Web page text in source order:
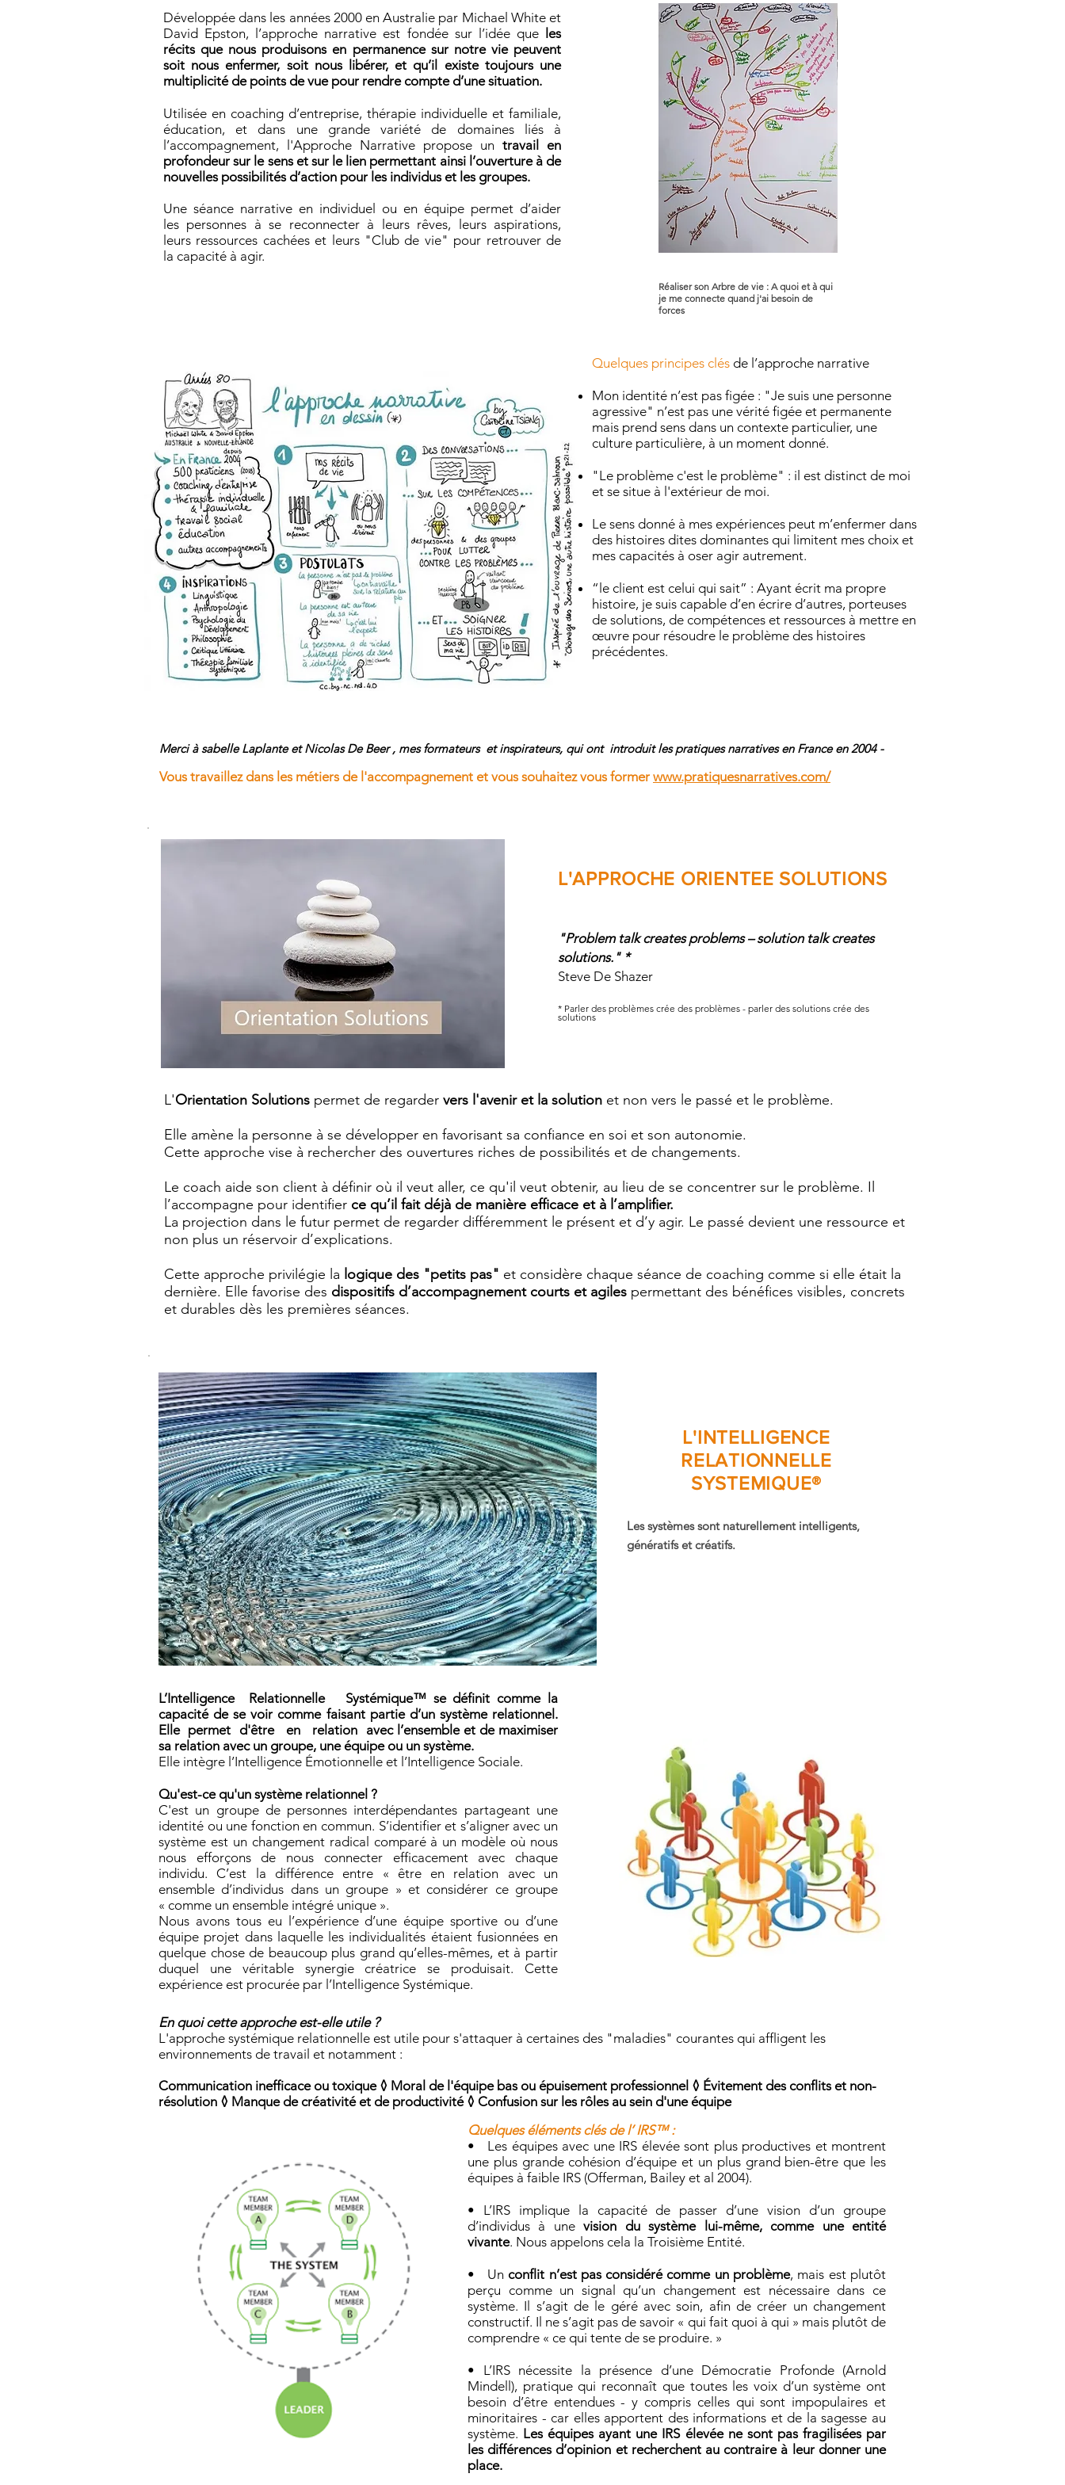
Développée dans les années 2000 en Australie par Michael White et
David Epston, l’approche narrative est fondée sur l’idée que
les
récits que nous produisons en permanence sur notre vie peuvent
soit nous enfermer, soit nous libérer, et qu’il existe toujours une
multiplicité de points de vue pour rendre compte d’une situation.
Utilisée en coaching d’entreprise, thérapie individuelle et familiale,
éducation, et dans une grande variété de domaines liés à
l’accompagnement, l'Approche Narrative propose un travail en
profondeur sur le sens et sur le lien permettant ainsi l’ouverture à de
nouvelles possibilités d’action pour les individus et les groupes.
Une séance narrative en individuel ou en équipe permet d’aider
les personnes à se reconnecter à leurs rêves, leurs aspirations,
leurs ressources cachées et leurs "Club de vie" pour retrouver de
la capacité à agir.
Réaliser son Arbre de vie : A quoi et à qui
je me connecte quand j'ai besoin de
forces
Quelques principes clés de l’approche narrative
Mon identité n’est pas figée : "Je suis une personne
agressive" n’est pas une vérité figée et permanente
mais prend sens dans un contexte particulier, une
culture particulière, à un moment donné.
"Le problème c'est le problème" : il est distinct de moi
et se situe à l'extérieur de moi.
Le sens donné à mes expériences peut m’enfermer dans
des histoires dites dominantes qui limitent mes choix et
mes capacités à oser agir autrement.
“le client est celui qui sait” : Ayant écrit ma propre
histoire, je suis capable d’en écrire d’autres, porteuses
de solutions, de compétences et ressources à mettre en
œuvre pour résoudre le problème des histoires
précédentes.
Merci à sabelle Laplante et Nicolas De Beer , mes formateurs et inspirateurs, qui ont introduit les pratiques narratives en France en 2004 -
Vous travaillez dans les métiers de l'accompagnement et vous souhaitez vous former www.pratiquesnarratives.com/
L'APPROCHE ORIENTEE SOLUTIONS
"Problem talk creates problems – solution talk creates
solutions." *
Steve De Shazer
* Parler des problèmes crée des problèmes - parler des solutions crée des
solutions
L'Orientation Solutions permet de regarder vers l'avenir et la solution et non vers le passé et le problème.
Elle amène la personne à se développer en favorisant sa confiance en soi et son autonomie.
Cette approche vise à rechercher des ouvertures riches de possibilités et de changements.
Le coach aide son client à définir où il veut aller, ce qu'il veut obtenir, au lieu de se concentrer sur le problème. Il
l’accompagne pour identifier ce qu’il fait déjà de manière efficace et à l’amplifier.
La projection dans le futur permet de regarder différemment le présent et d’y agir. Le passé devient une ressource et
non plus un réservoir d’explications.
Cette approche privilégie la logique des "petits pas" et considère chaque séance de coaching comme si elle était la
dernière. Elle favorise des dispositifs d’accompagnement courts et agiles permettant des bénéfices visibles, concrets
et durables dès les premières séances.
L'INTELLIGENCE
RELATIONNELLE
SYSTEMIQUE®
Les systèmes sont naturellement intelligents,
génératifs et créatifs.
L’Intelligence Relationnelle Systémique™ se définit comme la
capacité de se voir comme faisant partie d’un système relationnel.
Elle permet d'être en relation avec l’ensemble et de maximiser
sa relation avec un groupe, une équipe ou un système.
Elle intègre l’Intelligence Émotionnelle et l’Intelligence Sociale.
Qu'est-ce qu'un système relationnel ?
C'est un groupe de personnes interdépendantes partageant une
identité ou une fonction en commun. S’identifier et s’aligner avec un
système est un changement radical comparé à un modèle où nous
nous efforçons de nous connecter efficacement avec chaque
individu. C’est la différence entre « être en relation avec un
ensemble d’individus dans un groupe » et considérer ce groupe
« comme un ensemble intégré unique ».
Nous avons tous eu l’expérience d’une équipe sportive ou d’une
équipe projet dans laquelle les individualités étaient fusionnées en
quelque chose de beaucoup plus grand qu’elles-mêmes, et à partir
duquel une véritable synergie créatrice se produisait. Cette
expérience est procurée par l’Intelligence Systémique.
En quoi cette approche est-elle utile ?
L'approche systémique relationnelle est utile pour s'attaquer à certaines des "maladies" courantes qui affligent les
environnements de travail et notamment :
Communication inefficace ou toxique ◊ Moral de l'équipe bas ou épuisement professionnel ◊ Évitement des conflits et non-
résolution ◊ Manque de créativité et de productivité ◊ Confusion sur les rôles au sein d'une équipe
Quelques éléments clés de l’ IRS™ :
• Les équipes avec une IRS élevée sont plus productives et montrent
une plus grande cohésion d’équipe et un plus grand bien-être que les
équipes à faible IRS (Offerman, Bailey et al 2004).
• L’IRS implique la capacité de passer d’une vision d’un groupe
d’individus à unevision du système lui-même, comme une entité
vivante. Nous appelons cela la Troisième Entité.
• Un conflit n’est pas considéré comme un problème, mais est plutôt
perçu comme un signal qu’un changement est nécessaire dans ce
système. Il s’agit de le géré avec soin, afin de créer un changement
constructif. Il ne s’agit pas de savoir « qui fait quoi à qui » mais plutôt de
comprendre « ce qui tente de se produire. »
• L’IRS nécessite la présence d’une Démocratie Profonde (Arnold
Mindell), pratique qui reconnaît que toutes les voix d’un système ont
besoin d’être entendues - y compris celles qui sont impopulaires et
minoritaires - car elles apportent des informations et de la sagesse au
système. Les équipes ayant une IRS élevée ne sont pas fragilisées par
les différences d’opinion et recherchent au contraire à leur donner une
place.